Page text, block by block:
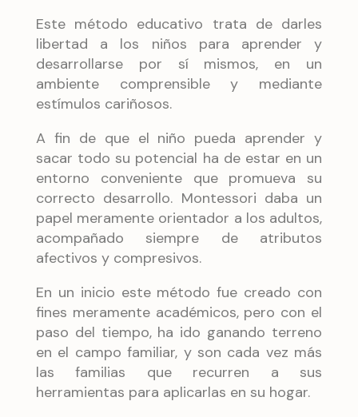
Este método educativo trata de darles
libertad a los niños para aprender y
desarrollarse por sí mismos, en un
ambiente comprensible y mediante
estímulos cariñosos.
A fin de que el niño pueda aprender y
sacar todo su potencial ha de estar en un
entorno conveniente que promueva su
correcto desarrollo. Montessori daba un
papel meramente orientador a los adultos,
acompañado siempre de atributos
afectivos y compresivos.
En un inicio este método fue creado con
fines meramente académicos, pero con el
paso del tiempo, ha ido ganando terreno
en el campo familiar, y son cada vez más
las familias que recurren a sus
herramientas para aplicarlas en su hogar.